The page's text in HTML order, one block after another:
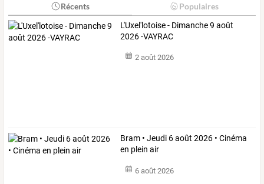
Récents Populaires
L'Uxel'lotoise - Dimanche 9 août
2026 -VAYRAC
2 août 2026
Bram • Jeudi 6 août 2026 • Cinéma
en plein air
6 août 2026